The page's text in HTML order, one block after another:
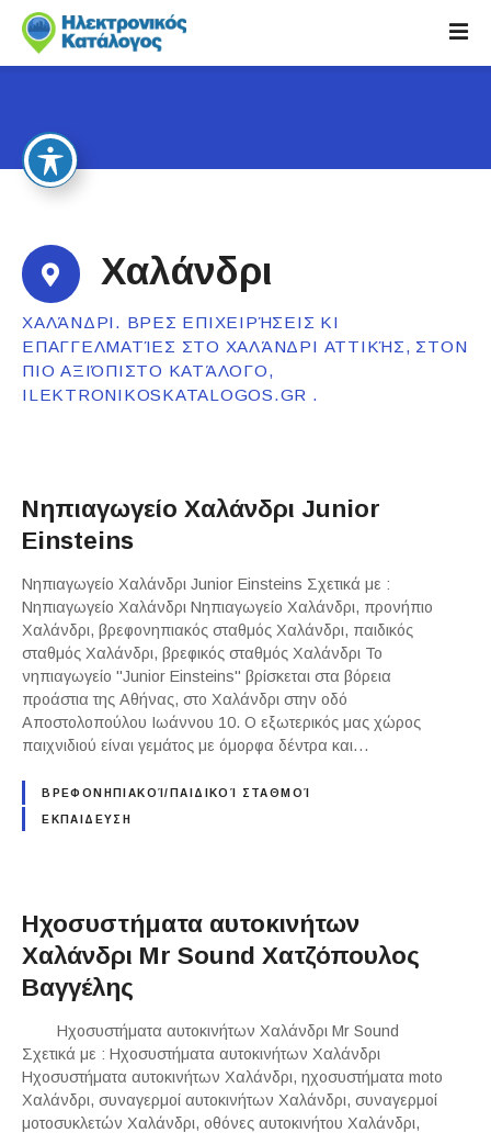
i
c
Χαλάνδρι
ΧΑΛΆΝΔΡΙ. ΒΡΕΣ ΕΠΙΧΕΙΡΉΣΕΙΣ ΚΙ
ΕΠΑΓΓΕΛΜΑΤΊΕΣ ΣΤΟ ΧΑΛΆΝΔΡΙ ΑΤΤΙΚΉΣ, ΣΤΟΝ
ΠΙΟ ΑΞΙΌΠΙΣΤΟ ΚΑΤΆΛΟΓΟ,
ILEKTRONIKOSKATALOGOS.GR .
Νηπιαγωγείο Χαλάνδρι Junior
Einsteins
Νηπιαγωγείο Χαλάνδρι Junior Einsteins Σχετικά με :
Νηπιαγωγείο Χαλάνδρι Νηπιαγωγείο Χαλάνδρι, προνήπιο
Χαλάνδρι, βρεφονηπιακός σταθμός Χαλάνδρι, παιδικός
σταθμός Χαλάνδρι, βρεφικός σταθμός Χαλάνδρι Το
νηπιαγωγείο "Junior Einsteins" βρίσκεται στα βόρεια
προάστια της Αθήνας, στο Χαλάνδρι στην οδό
Αποστολοπούλου Ιωάννου 10. Ο εξωτερικός μας χώρος
παιχνιδιού είναι γεμάτος με όμορφα δέντρα και…
ΒΡΕΦΟΝΗΠΙΑΚΟΊ/ΠΑΙΔΙΚΟΊ ΣΤΑΘΜΟΊ
ΕΚΠΑΙΔΕΥΣΗ
Ηχοσυστήματα αυτοκινήτων
Χαλάνδρι Mr Sound Χατζόπουλος
Βαγγέλης
Ηχοσυστήματα αυτοκινήτων Χαλάνδρι Mr Sound
Σχετικά με : Ηχοσυστήματα αυτοκινήτων Χαλάνδρι
Ηχοσυστήματα αυτοκινήτων Χαλάνδρι, ηχοσυστήματα moto
Χαλάνδρι, συναγερμοί αυτοκινήτων Χαλάνδρι, συναγερμοί
μοτοσυκλετών Χαλάνδρι, οθόνες αυτοκινήτου Χαλάνδρι,